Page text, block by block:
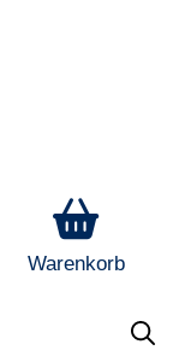
Warenkorb